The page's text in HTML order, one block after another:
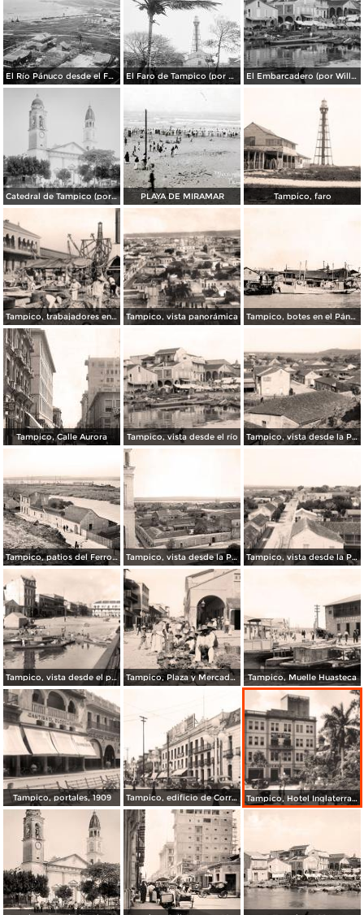
El Río Pánuco desde el Faro (por William Henry Jackson, c. 1888) El Faro de Tampico (por William Henry Jackson, c. 1888) El Embarcadero (por William Henry Jackson, c. 1888)
Catedral de Tampico (por William Henry Jackson, c. 1888) PLAYA DE MIRAMAR Tampico, faro
Tampico, trabajadores en los muelles Tampico, vista panorámica Tampico, botes en el Pánuco
Tampico, Calle Aurora Tampico, vista desde el río Tampico, vista desde la Parroquia
Tampico, patios del Ferrocarril Tampico, vista desde la Parroquia Tampico, vista desde la Parroquia
Tampico, vista desde el puente Romero Rubio Tampico, Plaza y Mercado, 1884 Tampico, Muelle Huasteca
Tampico, portales, 1909 Tampico, edificio de Correos y Telégrafos, 1937 Tampico, Hotel Inglaterra, 1938